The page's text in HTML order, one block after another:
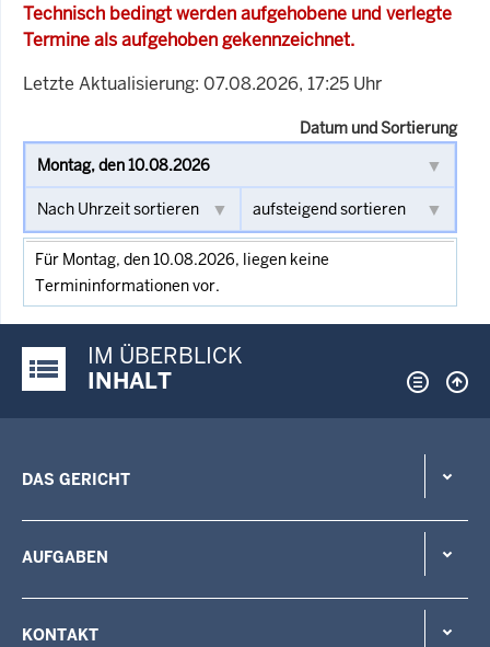
Technisch bedingt werden aufgehobene und verlegte
Termine als aufgehoben gekennzeichnet.
Letzte Aktualisierung: 07.08.2026, 17:25 Uhr
Datum und Sortierung
Für Montag, den 10.08.2026, liegen keine
Termininformationen vor.
Justiz-Portal im Überblick:
IM ÜBERBLICK
INHALT
DAS GERICHT
AUFGABEN
KONTAKT